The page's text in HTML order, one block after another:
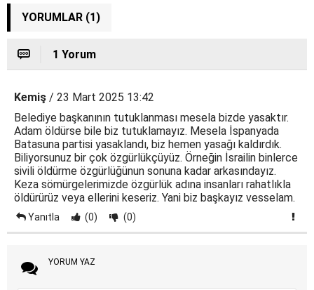
YORUMLAR (1)
1 Yorum
Kemiş / 23 Mart 2025 13:42
Belediye başkanının tutuklanması mesela bizde yasaktır.
Adam öldürse bile biz tutuklamayız. Mesela İspanyada
Batasuna partisi yasaklandı, biz hemen yasağı kaldırdık.
Biliyorsunuz bir çok özgürlükçüyüz. Örneğin İsrailin binlerce
sivili öldürme özgürlüğünun sonuna kadar arkasındayız.
Keza sömürgelerimizde özgürlük adına insanları rahatlıkla
öldürürüz veya ellerini keseriz. Yani biz başkayız vesselam.
Yanıtla (0) (0)
YORUM YAZ